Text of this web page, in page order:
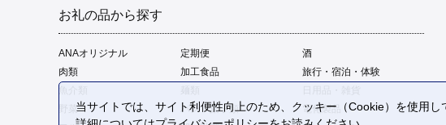
お礼の品から探す
ANAオリジナル 定期便
酒
肉類
加工食品
旅行・宿泊・体験
野菜
パン・菓子類
電化製品
当サイトでは、サイト利便性向上のため、クッキー（Cookie）を使用